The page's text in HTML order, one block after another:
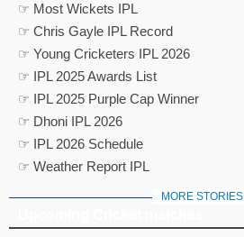
☞ Most Wickets IPL
☞ Chris Gayle IPL Record
☞ Young Cricketers IPL 2026
☞ IPL 2025 Awards List
☞ IPL 2025 Purple Cap Winner
☞ Dhoni IPL 2026
☞ IPL 2026 Schedule
☞ Weather Report IPL
MORE STORIES